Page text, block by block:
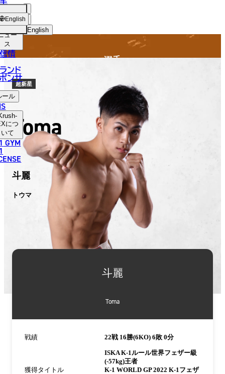
English
中文（简体）
中文（繁體）
ไทย
العربية
ョッ
プ
ュー
ス
情
ンド
ンサ
ール
につ
いて
GYM
English
選手
超新星
Toma
斗麗
トウマ
斗麗
Toma
戦績 22戦 16勝(6KO) 6敗 0分
獲得タイトル
ISKA K-1ルール世界フェザー級
(-57kg)王者
K-1 WORLD GP 2022 K-1フェザ